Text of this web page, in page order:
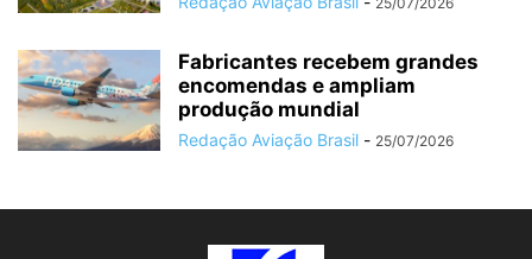
Fabricantes recebem grandes
encomendas e ampliam
produção mundial
Redação Aviação Brasil - 25/07/2026